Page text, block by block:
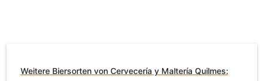
Weitere Biersorten von Cervecería y Maltería Quilmes: